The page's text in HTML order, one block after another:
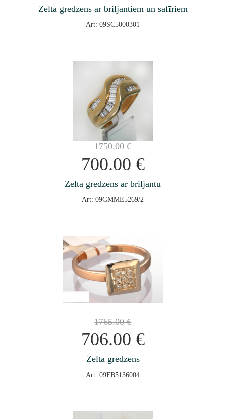
Zelta gredzens ar briljantiem un safīriem
Art: 09SC5000301
1750.00€
700.00 €
Zelta gredzens ar briljantu
Art: 09GMME5269/2
1765.00€
706.00 €
Zelta gredzens
Art: 09FB5136004